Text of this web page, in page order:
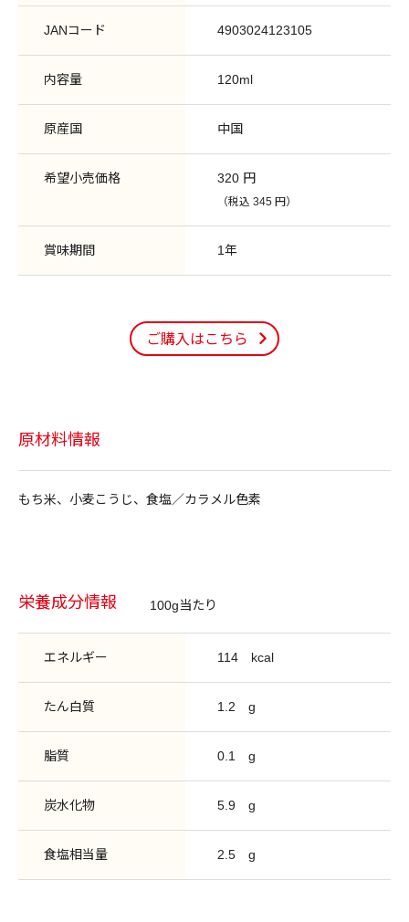
JANコード 4903024123105
内容量 120ml
原産国 中国
希望小売価格 320 円
（税込 345 円）
賞味期間 1年
ご購入はこちら
原材料情報
もち米、小麦こうじ、食塩／カラメル色素
栄養成分情報 100g当たり
エネルギー 114 kcal
たん白質 1.2 g
脂質 0.1 g
炭水化物 5.9 g
食塩相当量 2.5 g